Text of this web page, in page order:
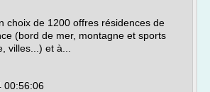
choix de 1200 offres résidences de
(bord de mer, montagne et sports
villes...) et à...
00:56:06